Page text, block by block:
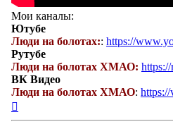
Мои каналы:
Ютубе
Люди на болотах:: https://
Рутубе
Люди на болотах ХМАО:
ВК Видео
Люди на болотах ХМАО: